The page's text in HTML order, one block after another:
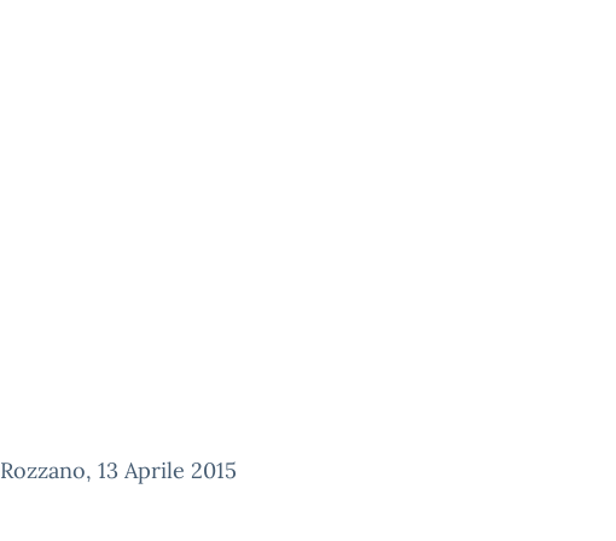
Rozzano, 13 Aprile 2015